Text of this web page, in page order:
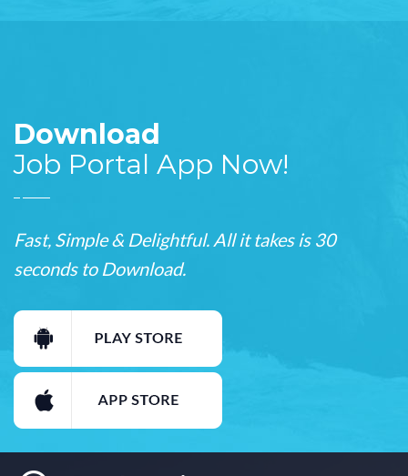
Download
Job Portal App Now!
Fast, Simple & Delightful. All it takes is 30
seconds to Download.